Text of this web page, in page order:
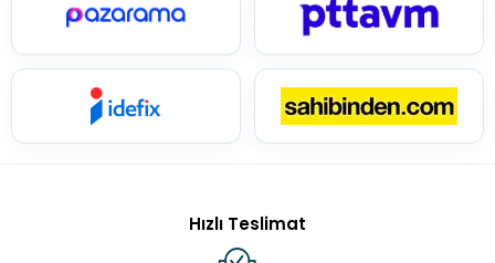
Hızlı Teslimat